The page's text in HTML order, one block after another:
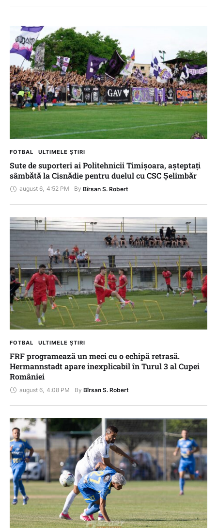
FOTBAL ULTIMELE ȘTIRI
Sute de suporteri ai Politehnicii Timișoara, așteptați
sâmbătă la Cisnădie pentru duelul cu CSC Șelimbăr
august 6, 4:52 PM By Bîrsan S. Robert
FOTBAL ULTIMELE ȘTIRI
FRF programează un meci cu o echipă retrasă.
Hermannstadt apare inexplicabil în Turul 3 al Cupei
României
august 6 4:08 PM By Bîrsan S. Robert